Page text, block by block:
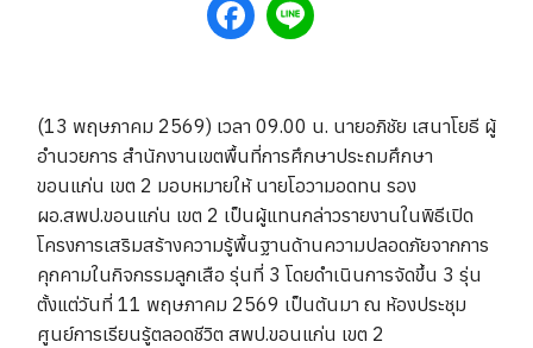
(13 พฤษภาคม 2569) เวลา 09.00 น. นายอภิชัย เสนาโยธี ผู้
อำนวยการ สำนักงานเขตพื้นที่การศึกษาประถมศึกษา
ขอนแก่น เขต 2 มอบหมายให้ นายโอวามอดทน รอง
ผอ.สพป.ขอนแก่น เขต 2 เป็นผู้แทนกล่าวรายงานในพิธีเปิด
โครงการเสริมสร้างความรู้พื้นฐานด้านความปลอดภัยจากการ
คุกคามในกิจกรรมลูกเสือ รุ่นที่ 3 โดยดำเนินการจัดขึ้น 3 รุ่น
ตั้งแต่วันที่ 11 พฤษภาคม 2569 เป็นต้นมา ณ ห้องประชุม
ศูนย์การเรียนรู้ตลอดชีวิต สพป.ขอนแก่น เขต 2